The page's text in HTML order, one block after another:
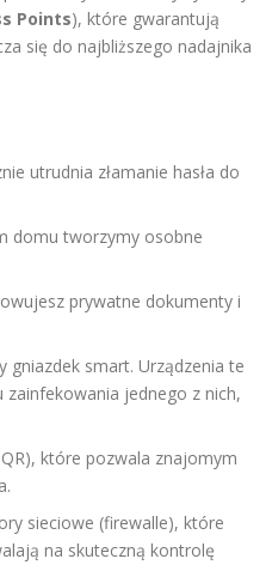
Points), które gwarantują
się do najbliższego nadajnika
utrudnia złamanie hasła do
domu tworzymy osobne
prywatne dokumenty i
smart. Urządzenia te
jednego z nich,
które pozwala znajomym
sieciowe (firewalle), które
na skuteczną kontrolę